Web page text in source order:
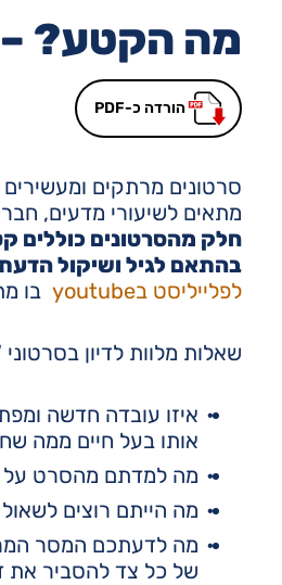
מה הקטע? –
הורדה כ-PDF
סרטונים מרתקים ומעשירים
מתאים לשיעורי מדעים,
חלק מהסרטונים כוללים
בהתאם לגיל ושיקול
לפלייליסט בyoutube
בו
שאלות מלוות לדיון
איזו עובדה חדשה
אותו בעל חיים ממה
מה למדתם מהסרט על
מה הייתם רוצים
מה לדעתכם המסר
של כל צד להסביר את